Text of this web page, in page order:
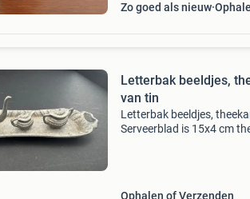
Zo goed als nieuw
Letterbak beeldjes,
van tin
Letterbak beeldjes,
Serveerblad is 15x4 cm
Ophalen of Verzenden